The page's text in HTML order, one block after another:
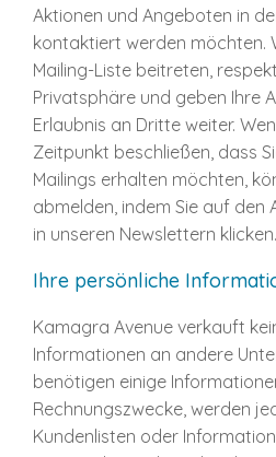
Aktionen und Angeboten in
kontaktiert werden möchten.
Mailing-Liste beitreten,
Privatsphäre und geben Ihre
Erlaubnis an Dritte weiter.
Zeitpunkt beschließen, dass
Mailings erhalten möchten,
abmelden, indem Sie auf den
in unseren Newslettern klicken.
Ihre persönliche
Kamagra Avenue verkauft
Informationen an andere
benötigen einige
Rechnungszwecke, werden
Kundenlisten oder